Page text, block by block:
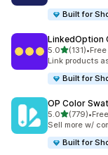
Built for
LinkedOption
5.0별 5개 중
(131)
총 리뷰 131개
•
Link products
Built for
OP Color
5.0별 5개 중
(779)
총 리뷰 779개
•
Sell more w/
Built for